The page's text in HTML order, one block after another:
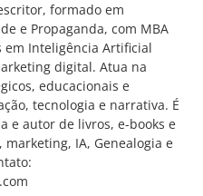
formado em
e Propaganda, com MBA
em Inteligência Artificial
digital. Atua na
educacionais e
tecnologia e narrativa. É
e autor de livros, e-books e
IA, Genealogia e